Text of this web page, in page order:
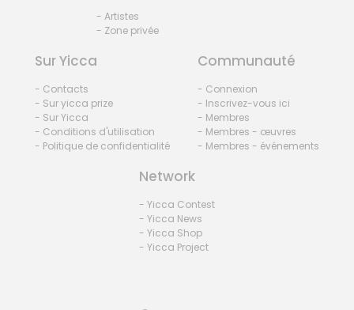
- Artistes
- Zone privée
Sur Yicca
- Contacts
- Sur yicca prize
- Sur Yicca
- Conditions d'utilisation
- Politique de confidentialité
Communauté
- Connexion
- Inscrivez-vous ici
- Membres
- Membres - œuvres
- Membres - événements
Network
- Yicca Contest
- Yicca News
- Yicca Shop
- Yicca Project